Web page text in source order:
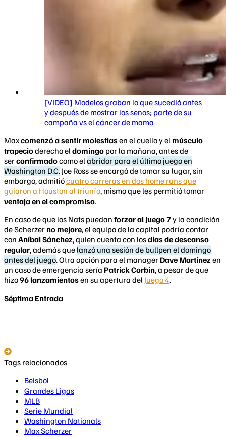
[VIDEO] Modelos graban lo que sucedió antes
y después de mostrar los senos; parte de su
campaña vs el cáncer de mama
Maxcomenzó a sentir molestiasen el cuello y el músculo
trapecioderecho el domingo por la mañana, antes de
serconfirmadocomo el abridor para el último juego en
Washington D.C. Joe Ross se encargó de tomar su lugar, sin
embargo, admitiócuatro carreras en dos home runs que
guiaron a Houston al triunfo, mismo que les permitió tomar
ventaja en el compromiso.
En caso de que los Nats puedan forzar al Juego 7y la condición
de Scherzer no mejore, el equipo de la capital podría contar
con Aníbal Sánchez, quien cuenta con losdías de descanso
regular, además que lanzó una sesión de bullpen el domingo
antes del juego. Otra opción para el manager Dave Martínez en
un caso de emergencia sería Patrick Corbin, a pesar de que
hizo96 lanzamientosen su apertura del Juego 4.
Séptima Entrada
Tags relacionados
Beisbol
Grandes Ligas
MLB
Serie Mundial
Washington Nationals
Max Scherzer